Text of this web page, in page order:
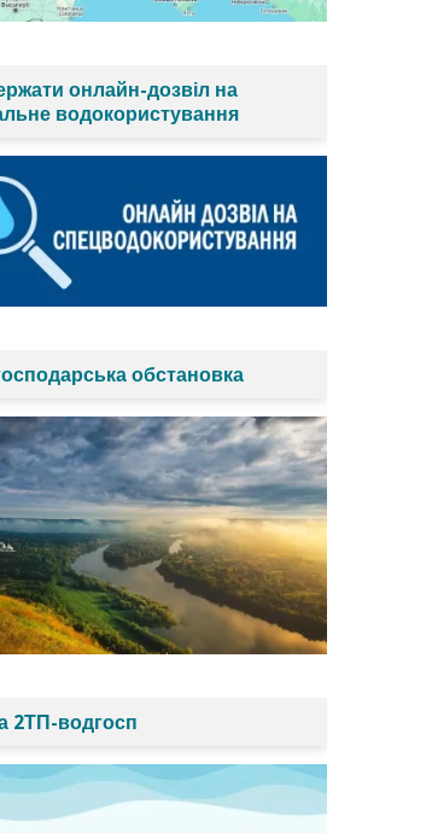
онлайн-дозвіл на
водокористування
обстановка
2ТП-водгосп